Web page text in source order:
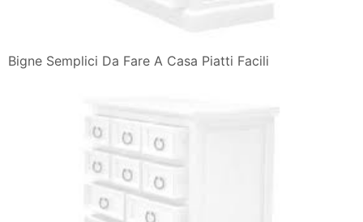
Bigne Semplici Da Fare A Casa Piatti Facili